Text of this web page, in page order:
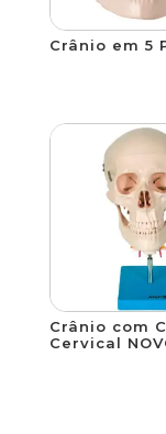
Crânio em 5
Crânio com
Cervical